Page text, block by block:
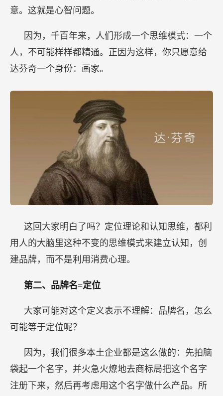
意。这就是心智问题。
因为，千百年来，人们形成一个思维模式：一个
人，不可能样样都精通。正因为这样，你只愿意给
达芬奇一个身份：画家。
这回大家明白了吗？定位理论和认知思维，都利
用人的大脑里这种不变的思维模式来建立认知，创
建品牌，而不是利用消费心理。
第二、品牌名=定位
大家可能对这个定义表示不理解：品牌名，怎么
可能等于定位呢？
因为，我们很多本土企业都是这么做的：先拍脑
袋起一个名字，并火急火燎地去商标局把这个名字
注册下来，然后再考虑用这个名字做什么产品。所